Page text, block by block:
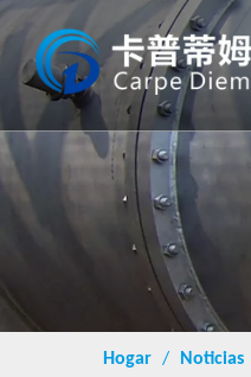
Hogar / Noticias